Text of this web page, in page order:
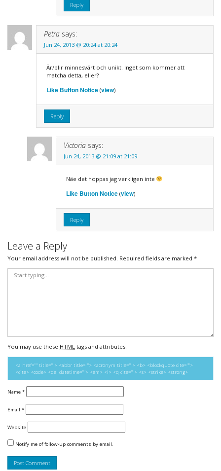
Reply
Petra says:
Jun 24, 2013 @ 20:24 at 20:24
Är/blir minnesvärt och unikt. Inget som kommer att
matcha detta, eller?
Like Button Notice(view)
Reply
Victoria says:
Jun 24, 2013 @ 21:09 at 21:09
Näe det hoppas jag verkligen inte
Like Button Notice(view)
Reply
Leave a Reply
Your email address will not be published. Required fields are marked *
You may use these HTML tags and attributes:
<a href="" title=""> <abbr title=""> <acronym title=""> <b> <blockquote cite="">
<cite> <code> <del datetime=""> <em> <i> <q cite=""> <s> <strike> <strong>
Name *
Email *
Website
Notify me of follow-up comments by email.